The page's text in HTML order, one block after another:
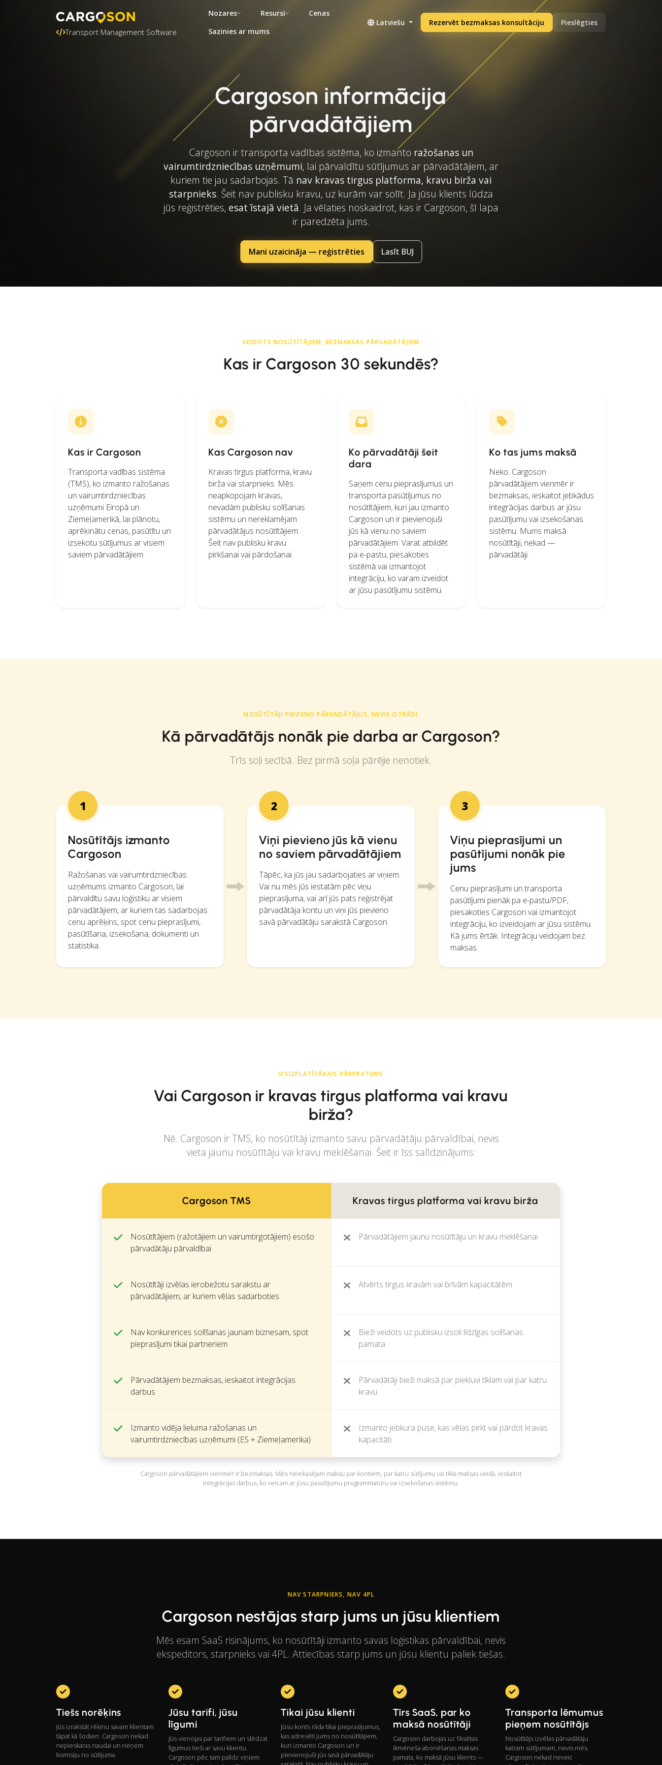
Transport Management Software
Nozares Resursi
Cenas
Sazinies ar mums
Latviešu Rezervēt bezmaksas konsultāciju Pieslēgties
Cargoson informācija
pārvadātājiem
Cargoson ir transporta vadības sistēma, ko izmanto ražošanas un
vairumtirdzniecības uzņēmumi, lai pārvaldītu sūtījumus ar pārvadātājiem, ar
kuriem tie jau sadarbojas. Tā nav kravas tirgus platforma, kravu birža vai
starpnieks. Šeit nav publisku kravu, uz kurām var solīt. Ja jūsu klients lūdza
jūs reģistrēties, esat īstajā vietā. Ja vēlaties noskaidrot, kas ir Cargoson, šī lapa
ir paredzēta jums.
Mani uzaicināja — reģistrēties Lasīt BUJ
VEIDOTS NOSŪTĪTĀJIEM, BEZMAKSAS PĀRVADĀTĀJIEM
Kas ir Cargoson 30 sekundēs?
Kas ir Cargoson
Transporta vadības sistēma
(TMS), ko izmanto ražošanas
un vairumtirdzniecības
uzņēmumi Eiropā un
Ziemeļamerikā, lai plānotu,
aprēķinātu cenas, pasūtītu un
izsekotu sūtījumus ar visiem
saviem pārvadātājiem.
Kas Cargoson nav
Kravas tirgus platforma, kravu
birža vai starpnieks. Mēs
neapkopojam kravas,
nevadām publisku solīšanas
sistēmu un nereklamējam
pārvadātājus nosūtītājiem.
Šeit nav publisku kravu
pirkšanai vai pārdošanai.
Ko pārvadātāji šeit
dara
Saņem cenu pieprasījumus un
transporta pasūtījumus no
nosūtītājiem, kuri jau izmanto
Cargoson un ir pievienojuši
jūs kā vienu no saviem
pārvadātājiem. Varat atbildēt
pa e-pastu, piesakoties
sistēmā vai izmantojot
integrāciju, ko varam izveidot
ar jūsu pasūtījumu sistēmu.
Ko tas jums maksā
Neko. Cargoson
pārvadātājiem vienmēr ir
bezmaksas, ieskaitot jebkādus
integrācijas darbus ar jūsu
pasūtījumu vai izsekošanas
sistēmu. Mums maksā
nosūtītāji, nekad —
pārvadātāji.
NOSŪTĪTĀJI PIEVIENO PĀRVADĀTĀJUS, NEVIS OTRĀDI
Kā pārvadātājs nonāk pie darba ar Cargoson?
Trīs soļi secībā. Bez pirmā soļa pārējie nenotiek.
1
Nosūtītājs izmanto
Cargoson
Ražošanas vai vairumtirdzniecības
uzņēmums izmanto Cargoson, lai
pārvaldītu savu loģistiku ar visiem
pārvadātājiem, ar kuriem tas sadarbojas:
cenu aprēķins, spot cenu pieprasījumi,
pasūtīšana, izsekošana, dokumenti un
statistika.
2
Viņi pievieno jūs kā vienu
no saviem pārvadātājiem
Tāpēc, ka jūs jau sadarbojaties ar viņiem.
Vai nu mēs jūs iestatām pēc viņu
pieprasījuma, vai arī jūs pats reģistrējat
pārvadātāja kontu un viņi jūs pievieno
savā pārvadātāju sarakstā Cargoson.
3
Viņu pieprasījumi un
pasūtījumi nonāk pie
jums
Cenu pieprasījumi un transporta
pasūtījumi pienāk pa e-pastu/PDF,
piesakoties Cargoson vai izmantojot
integrāciju, ko izveidojam ar jūsu sistēmu.
Kā jums ērtāk. Integrāciju veidojam bez
maksas.
VISIZPLATĪTĀKAIS PĀRPRATUMS
Vai Cargoson ir kravas tirgus platforma vai kravu
birža?
Nē. Cargoson ir TMS, ko nosūtītāji izmanto savu pārvadātāju pārvaldībai, nevis
vieta jaunu nosūtītāju vai kravu meklēšanai. Šeit ir īss salīdzinājums:
Cargoson TMS Kravas tirgus platforma vai kravu birža
Nosūtītājiem (ražotājiem un vairumtirgotājiem) esošo
pārvadātāju pārvaldībai
Pārvadātājiem jaunu nosūtītāju un kravu meklēšanai
Nosūtītāji izvēlas ierobežotu sarakstu ar
pārvadātājiem, ar kuriem vēlas sadarboties
Atvērts tirgus kravām vai brīvām kapacitātēm
Nav konkurences solīšanas jaunam biznesam, spot
pieprasījumi tikai partneriem
Bieži veidots uz publisku izsoli līdzīgas solīšanas
pamata
Pārvadātājiem bezmaksas, ieskaitot integrācijas
darbus
Pārvadātāji bieži maksā par piekļuvi tīklam vai par katru
kravu
Izmanto vidēja lieluma ražošanas un
vairumtirdzniecības uzņēmumi (ES + Ziemeļamerika)
Izmanto jebkura puse, kas vēlas pirkt vai pārdot kravas
kapacitāti
Cargoson pārvadātājiem vienmēr ir bezmaksas. Mēs neiekasējam maksu par kontiem, par katru sūtījumu vai tīkla maksas veidā, ieskaitot
integrācijas darbus, ko veicam ar jūsu pasūtījumu programmatūru vai izsekošanas sistēmu.
NAV STARPNIEKS, NAV 4PL
Cargoson nestājas starp jums un jūsu klientiem
Mēs esam SaaS risinājums, ko nosūtītāji izmanto savas loģistikas pārvaldībai, nevis
ekspeditors, starpnieks vai 4PL. Attiecības starp jums un jūsu klientu paliek tiešas.
Tiešs norēķins
Jūs izrakstāt rēķinu savam klientam
tāpat kā šodien. Cargoson nekad
nepieskaras naudai un neņem
komisiju no sūtījuma.
Jūsu tarifi, jūsu
līgumi
Jūs vienojas par tarifiem un slēdzat
līgumus tieši ar savu klientu.
Cargoson pēc tam palīdz viņiem
Tikai jūsu klienti
Jūsu konts rāda tikai pieprasījumus,
kas adresēti jums no nosūtītājiem,
kuri izmanto Cargoson un ir
pievienojuši jūs savā pārvadātāju
Tīrs SaaS, par ko
maksā nosūtītāji
Cargoson darbojas uz fiksētas
ikmēneša abonēšanas maksas
pamata, ko maksā jūsu klients —
Transporta lēmumus
pieņem nosūtītājs
Nosūtītājs izvēlas pārvadātāju
katram sūtījumam, nevis mēs.
Cargoson nekad neveic